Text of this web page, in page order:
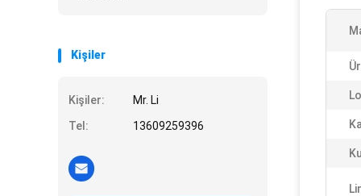
Kişiler
Kişiler:
Mr. Li
Tel:
13609259396